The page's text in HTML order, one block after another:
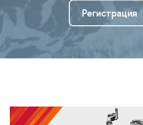
Регистрация